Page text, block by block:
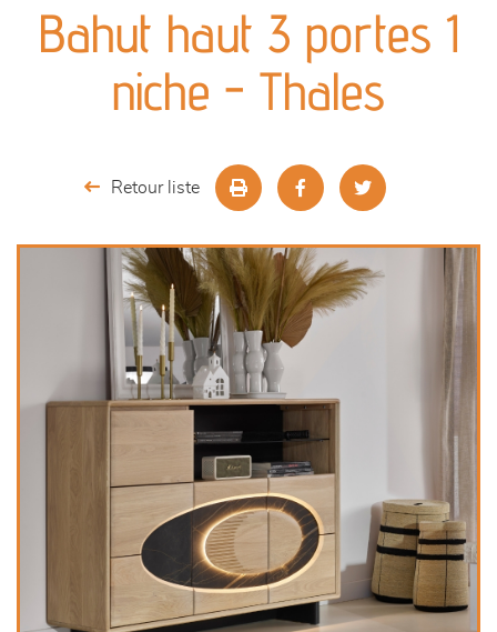
séjours
meubles de complément
décoration
Bahut haut 3 portes 1
niche - Thales
Retour liste